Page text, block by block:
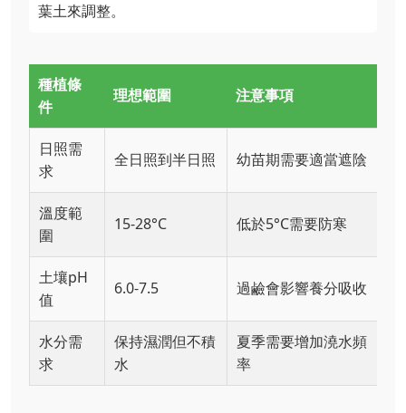
葉土來調整。
種植條
件
理想範圍 注意事項
日照需
求
全日照到半日照 幼苗期需要適當遮陰
溫度範
圍
15-28°C 低於5°C需要防寒
土壤pH
值
6.0-7.5 過鹼會影響養分吸收
水分需
求
保持濕潤但不積
水
夏季需要增加澆水頻
率